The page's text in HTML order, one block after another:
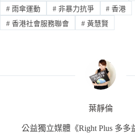
#雨傘運動 #非暴力抗爭 # 香港
#香港社會服務聯會 #黃慧賢
葉靜倫
公益獨立媒體《Right Plus 多多